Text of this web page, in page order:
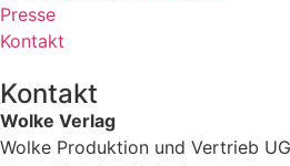
Presse
Kontakt
Kontakt
Wolke Verlag
Wolke Produktion und Vertrieb